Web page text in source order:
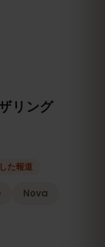
リング
た報道
Nova